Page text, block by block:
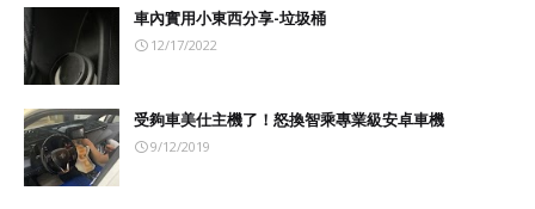
車內實用小東西分享-垃圾桶
12/17/2022
受夠車美仕主機了！怒換智乘專業級安卓車機
9/12/2019